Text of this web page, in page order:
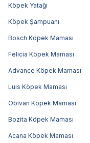
Köpek Yatağı
Köpek Şampuanı
Bosch Köpek Maması
Felicia Köpek Maması
Advance Köpek Maması
Luis Köpek Maması
Obivan Köpek Maması
Bozita Köpek Maması
Acana Köpek Maması